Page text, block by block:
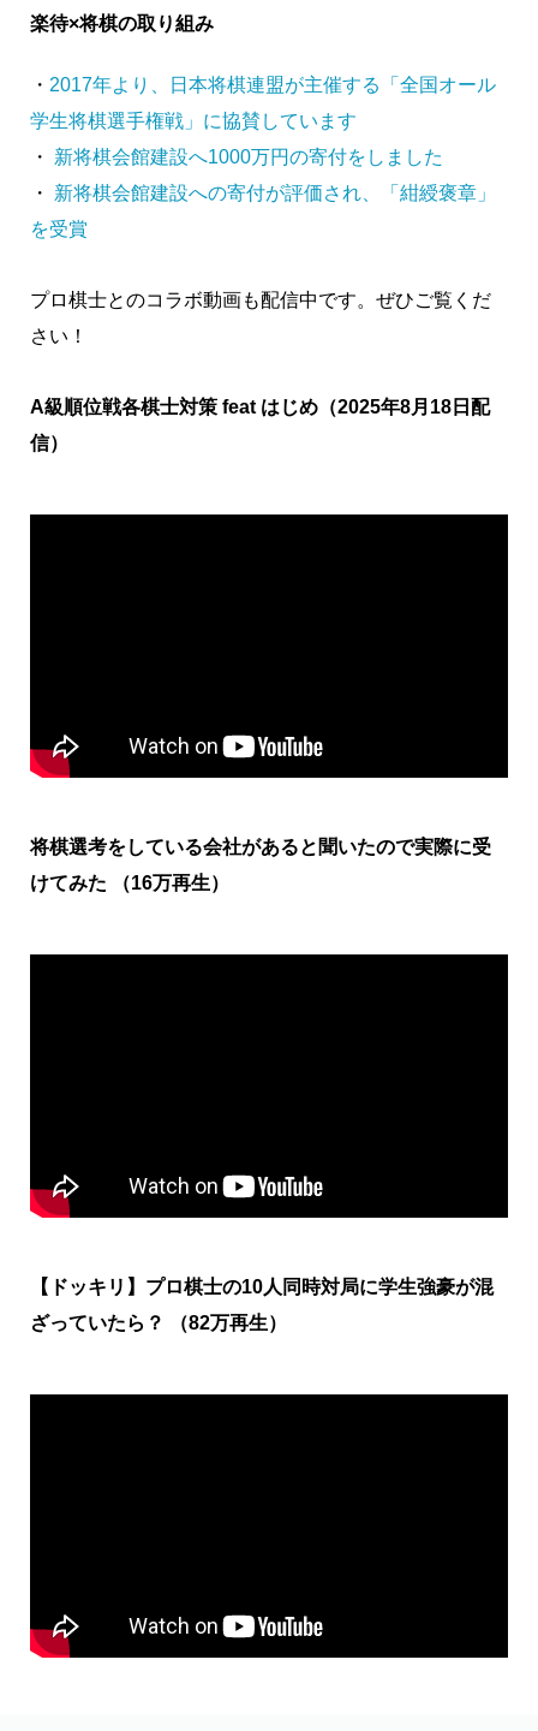
楽待×将棋の取り組み
・ 2017年より、日本将棋連盟が主催する「全国オール
学生将棋選手権戦」に協賛しています
・ 新将棋会館建設へ1000万円の寄付をしました
・
新将棋会館建設への寄付が評価され、「紺綬褒章」
を受賞
プロ棋士とのコラボ動画も配信中です。ぜひご覧くだ
さい！
A級順位戦各棋士対策 feat はじめ（2025年8月18日配
信）
将棋選考をしている会社があると聞いたので実際に受
けてみた （16万再生）
【ドッキリ】プロ棋士の10人同時対局に学生強豪が混
ざっていたら？ （82万再生）